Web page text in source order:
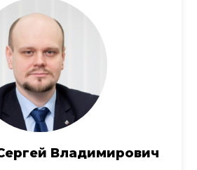
Владимирович